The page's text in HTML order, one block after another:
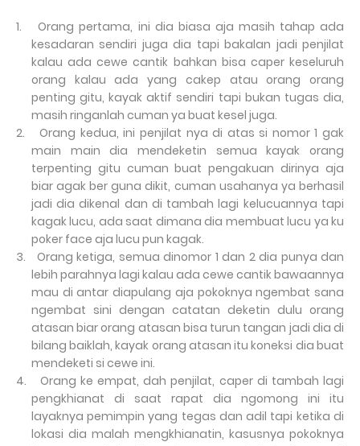
1.
Orang pertama, ini dia biasa aja masih tahap ada
kesadaran sendiri juga dia tapi bakalan jadi penjilat
kalau ada cewe cantik bahkan bisa caper keseluruh
orang kalau ada yang cakep atau orang orang
penting gitu, kayak aktif sendiri tapi bukan tugas dia,
masih ringanlah cuman ya buat kesel juga.
2.
Orang kedua, ini penjilat nya di atas si nomor 1 gak
main main dia mendeketin semua kayak orang
terpenting gitu cuman buat pengakuan dirinya aja
biar agak ber guna dikit, cuman usahanya ya berhasil
jadi dia dikenal dan di tambah lagi kelucuannya tapi
kagak lucu, ada saat dimana dia membuat lucu ya ku
poker face aja lucu pun kagak.
3.
Orang ketiga, semua dinomor 1 dan 2 dia punya dan
lebih parahnya lagi kalau ada cewe cantik bawaannya
mau di antar diapulang aja pokoknya ngembat sana
ngembat sini dengan catatan deketin dulu orang
atasan biar orang atasan bisa turun tangan jadi dia di
bilang baiklah, kayak orang atasan itu koneksi dia buat
mendeketi si cewe ini.
4.
Orang ke empat, dah penjilat, caper di tambah lagi
pengkhianat di saat rapat dia ngomong ini itu
layaknya pemimpin yang tegas dan adil tapi ketika di
lokasi dia malah mengkhianatin, kasusnya pokoknya